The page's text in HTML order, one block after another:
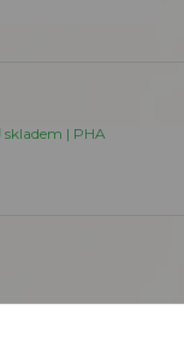
skladem | PHA